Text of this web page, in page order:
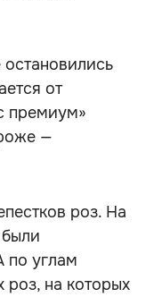
от
премиум»
—
роз. На
по углам
роз, на которых